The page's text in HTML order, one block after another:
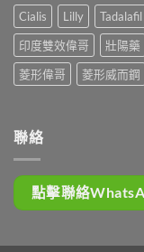
付
款
點
揀
＋
中
效
果
與
購
買
攻
邊
度
買
正
貨？
2026
錢、
效
果
版
POXET-
60
香
港
邊
價
錢、
Cialis Lilly
印度雙效偉哥
壯陽藥
菱形偉哥
菱形威而鋼
聯絡
點擊聯絡